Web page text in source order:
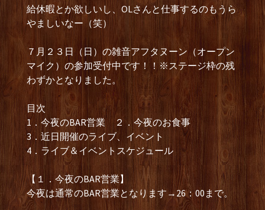
給休暇とか欲しいし、OLさんと仕事するのもうら
やましいなー（笑）
７月２３日（日）の雑音アフタヌーン（オープン
マイク）の参加受付中です！！※ステージ枠の残
わずかとなりました。
目次
1．今夜のBAR営業 ２．今夜のお食事
3．近日開催のライブ、イベント
4．ライブ＆イベントスケジュール
【１．今夜のBAR営業】
今夜は通常のBAR営業となります→26：00まで。